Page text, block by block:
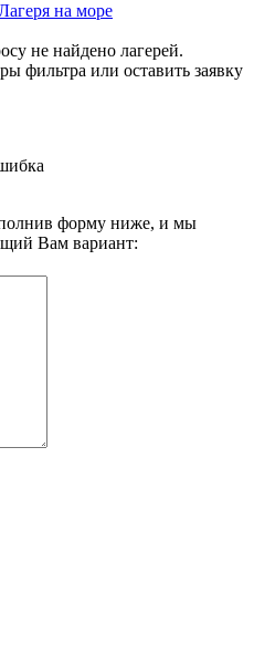
на море
не найдено лагерей.
фильтра или оставить заявку
форму ниже, и мы
Вам вариант: